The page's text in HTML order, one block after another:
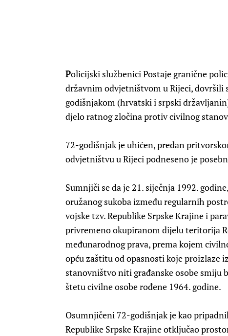
Policijski službenici Postaje granične
državnim odvjetništvom u Rijeci,
godišnjakom (hrvatski i srpski
djelo ratnog zločina protiv civilnog
72-godišnjak je uhićen, predan
odvjetništvu u Rijeci podneseno je
Sumnjiči se da je 21. siječnja 1992.
oružanog sukoba između regularnih
vojske tzv. Republike Srpske Krajine i
privremeno okupiranom dijelu teritorija
međunarodnog prava, prema kojem
opću zaštitu od opasnosti koje proizlaze
stanovništvo niti građanske osobe
štetu civilne osobe rođene 1964. godine.
Osumnjičeni 72-godišnjak je kao
Republike Srpske Krajine otključao